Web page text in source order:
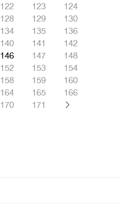
122 123
124
128 129
130
134 135
136
140 141
142
146 147
148
152 153
154
158 159
160
164 165
166
170 171